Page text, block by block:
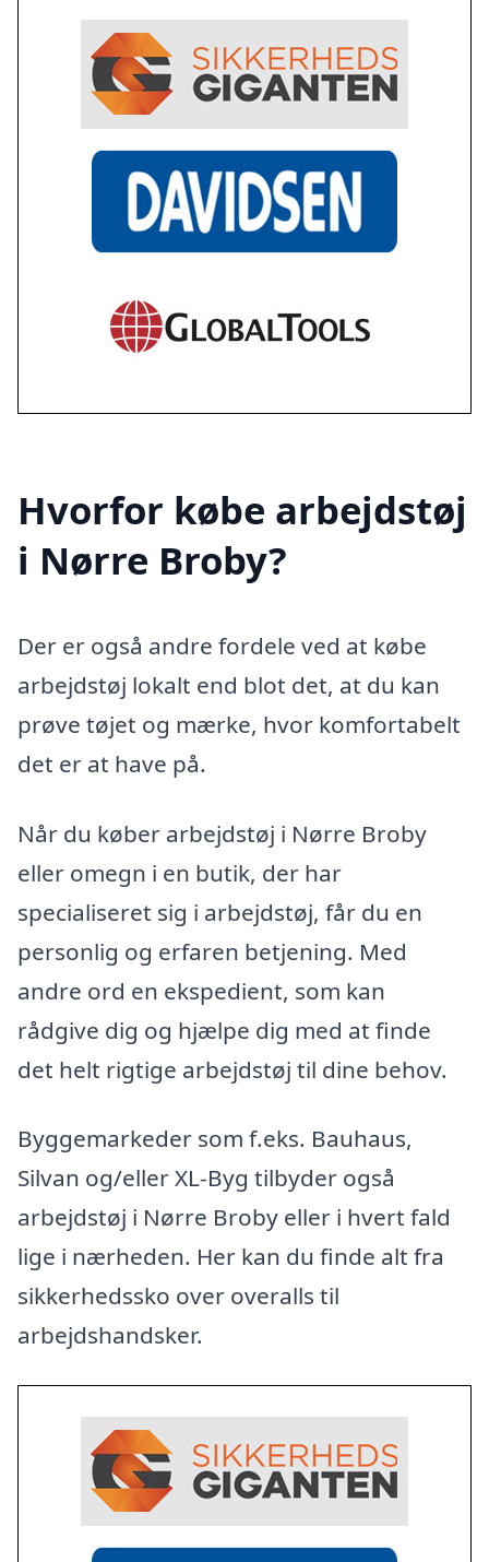
Hvorfor købe arbejdstøj
i Nørre Broby?
Der er også andre fordele ved at købe
arbejdstøj lokalt end blot det, at du kan
prøve tøjet og mærke, hvor komfortabelt
det er at have på.
Når du køber arbejdstøj i Nørre Broby
eller omegn i en butik, der har
specialiseret sig i arbejdstøj, får du en
personlig og erfaren betjening. Med
andre ord en ekspedient, som kan
rådgive dig og hjælpe dig med at finde
det helt rigtige arbejdstøj til dine behov.
Byggemarkeder som f.eks. Bauhaus,
Silvan og/eller XL-Byg tilbyder også
arbejdstøj i Nørre Broby eller i hvert fald
lige i nærheden. Her kan du finde alt fra
sikkerhedssko over overalls til
arbejdshandsker.